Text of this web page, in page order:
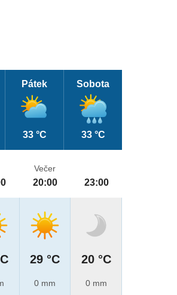
Pátek
33 °C
Sobota
33 °C
Večer
20:00
29 °C
0 mm
23:00
20 °C
0 mm